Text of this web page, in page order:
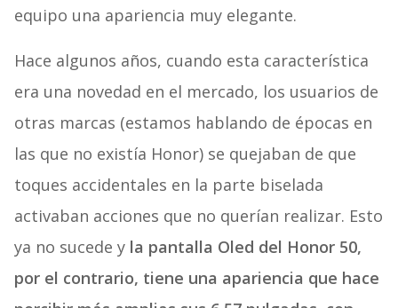
equipo una apariencia muy elegante.
Hace algunos años, cuando esta característica
era una novedad en el mercado, los usuarios de
otras marcas (estamos hablando de épocas en
las que no existía Honor) se quejaban de que
toques accidentales en la parte biselada
activaban acciones que no querían realizar. Esto
ya no sucede y la pantalla Oled del Honor 50,
por el contrario, tiene una apariencia que hace